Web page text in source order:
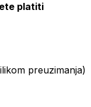
platiti
preuzimanja)